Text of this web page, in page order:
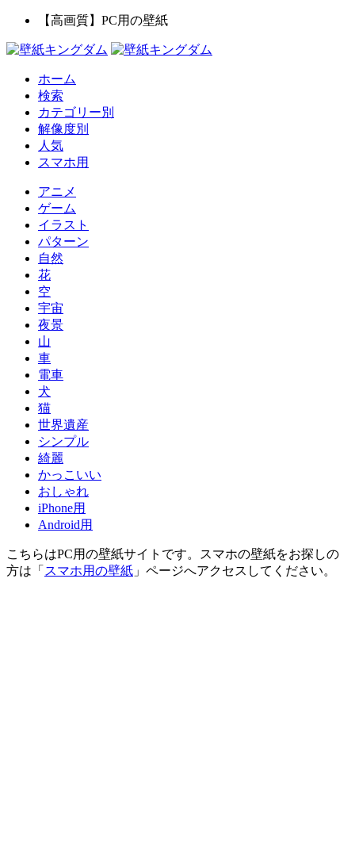
【高画質】PC用の壁紙
ホーム
検索
カテゴリー別
解像度別
人気
スマホ用
アニメ
ゲーム
イラスト
パターン
自然
花
空
宇宙
夜景
山
車
電車
犬
猫
世界遺産
シンプル
綺麗
かっこいい
おしゃれ
iPhone用
Android用
こちらはPC用の壁紙サイトです。スマホの壁紙をお探しの
方は「 スマホ用の壁紙 」ページへアクセスしてください。